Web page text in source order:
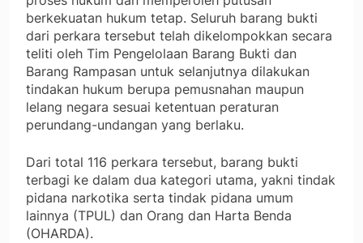
berkekuatan hukum tetap. Seluruh barang bukti
dari perkara tersebut telah dikelompokkan secara
teliti oleh Tim Pengelolaan Barang Bukti dan
Barang Rampasan untuk selanjutnya dilakukan
tindakan hukum berupa pemusnahan maupun
lelang negara sesuai ketentuan peraturan
perundang-undangan yang berlaku.
Dari total 116 perkara tersebut, barang bukti
terbagi ke dalam dua kategori utama, yakni tindak
pidana narkotika serta tindak pidana umum
lainnya (TPUL) dan Orang dan Harta Benda
(OHARDA).